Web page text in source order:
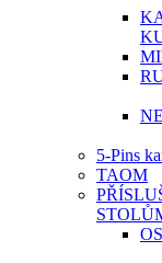
5-Pins
TAOM